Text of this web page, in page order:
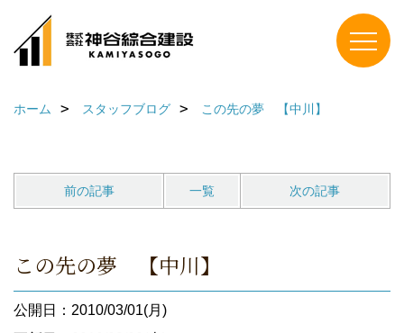
ホーム スタッフブログ この先の夢 【中川】
前の記事 一覧 次の記事
この先の夢 【中川】
公開日：2010/03/01(月)